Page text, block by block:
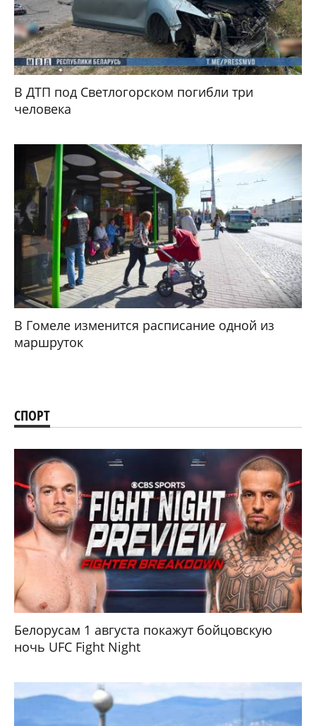
В ДТП под Светлогорском погибли три
человека
В Гомеле изменится расписание одной из
маршруток
СПОРТ
Белорусам 1 августа покажут бойцовскую
ночь UFC Fight Night